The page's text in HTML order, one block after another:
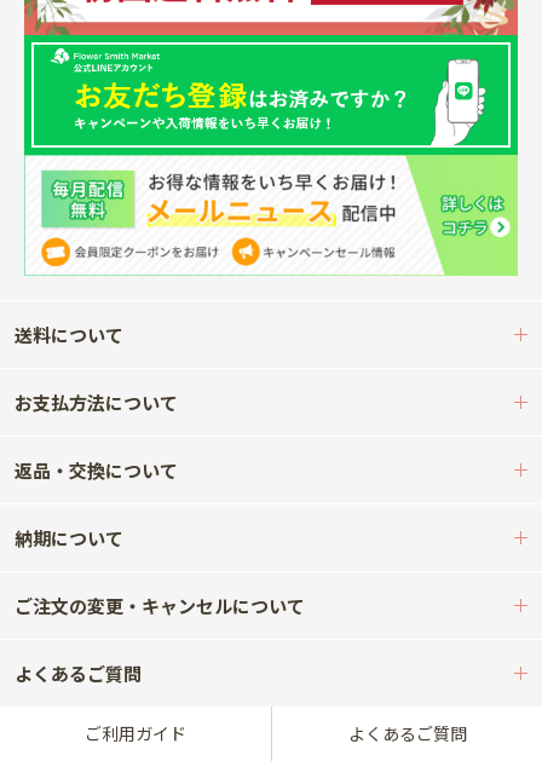
送料について
お支払方法について
返品・交換について
納期について
ご注文の変更・キャンセルについて
よくあるご質問
ご利用ガイド よくあるご質問